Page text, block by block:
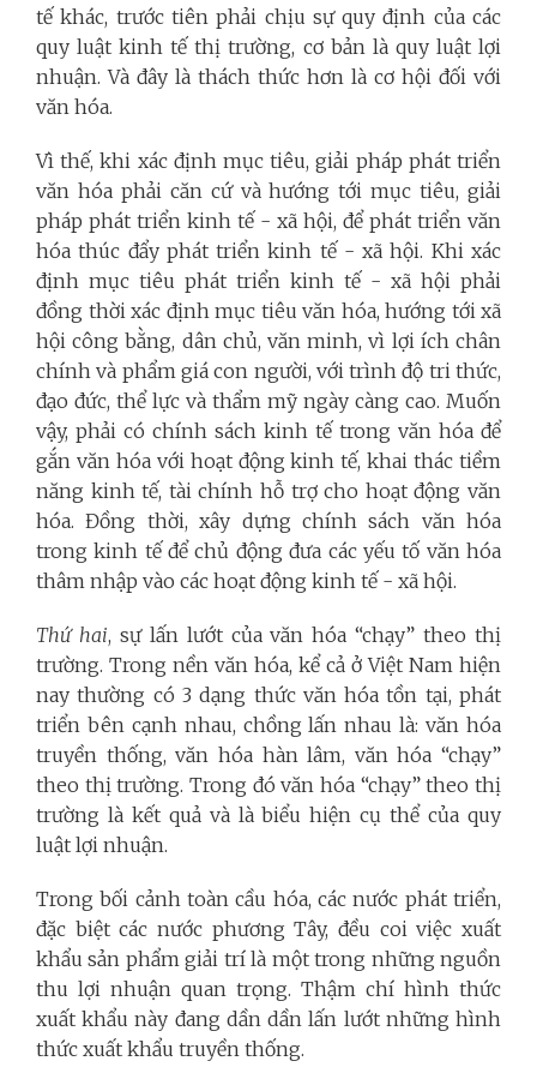
tế khác, trước tiên phải chịu sự quy định của các
quy luật kinh tế thị trường, cơ bản là quy luật lợi
nhuận. Và đây là thách thức hơn là cơ hội đối với
văn hóa.
Vì thế, khi xác định mục tiêu, giải pháp phát triển
văn hóa phải căn cứ và hướng tới mục tiêu, giải
pháp phát triển kinh tế - xã hội, để phát triển văn
hóa thúc đẩy phát triển kinh tế - xã hội. Khi xác
định mục tiêu phát triển kinh tế - xã hội phải
đồng thời xác định mục tiêu văn hóa, hướng tới xã
hội công bằng, dân chủ, văn minh, vì lợi ích chân
chính và phẩm giá con người, với trình độ tri thức,
đạo đức, thể lực và thẩm mỹ ngày càng cao. Muốn
vậy, phải có chính sách kinh tế trong văn hóa để
gắn văn hóa với hoạt động kinh tế, khai thác tiềm
năng kinh tế, tài chính hỗ trợ cho hoạt động văn
hóa. Đồng thời, xây dựng chính sách văn hóa
trong kinh tế để chủ động đưa các yếu tố văn hóa
thâm nhập vào các hoạt động kinh tế - xã hội.
Thứ hai, sự lấn lướt của văn hóa “chạy” theo thị
trường. Trong nền văn hóa, kể cả ở Việt Nam hiện
nay thường có 3 dạng thức văn hóa tồn tại, phát
triển bên cạnh nhau, chồng lấn nhau là: văn hóa
truyền thống, văn hóa hàn lâm, văn hóa “chạy”
theo thị trường. Trong đó văn hóa “chạy” theo thị
trường là kết quả và là biểu hiện cụ thể của quy
luật lợi nhuận.
Trong bối cảnh toàn cầu hóa, các nước phát triển,
đặc biệt các nước phương Tây, đều coi việc xuất
khẩu sản phẩm giải trí là một trong những nguồn
thu lợi nhuận quan trọng. Thậm chí hình thức
xuất khẩu này đang dần dần lấn lướt những hình
thức xuất khẩu truyền thống.